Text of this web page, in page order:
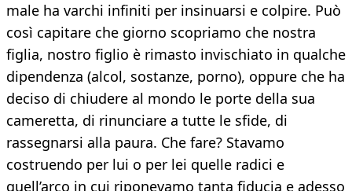
male ha varchi infiniti per insinuarsi e colpire. Può
così capitare che giorno scopriamo che nostra
figlia, nostro figlio è rimasto invischiato in qualche
dipendenza (alcol, sostanze, porno), oppure che ha
deciso di chiudere al mondo le porte della sua
cameretta, di rinunciare a tutte le sfide, di
rassegnarsi alla paura. Che fare? Stavamo
costruendo per lui o per lei quelle radici e
quell’arco in cui riponevamo tanta fiducia e adesso